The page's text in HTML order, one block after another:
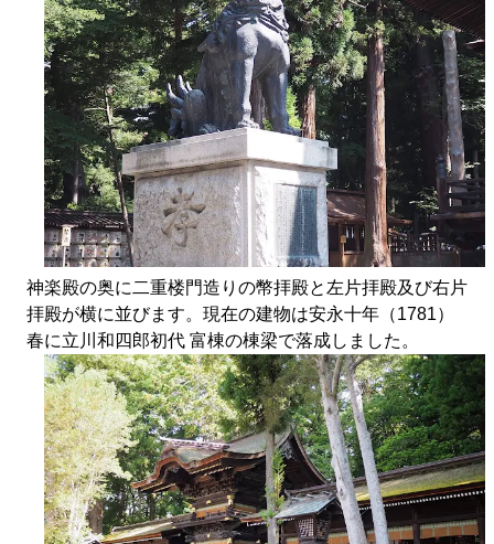
神楽殿の奥に二重楼門造りの幣拝殿と左片拝殿及び右片
拝殿が横に並びます。 現在の建物は安永十年（1781）
春に立川和四郎初代 富棟の棟梁で落成しました。